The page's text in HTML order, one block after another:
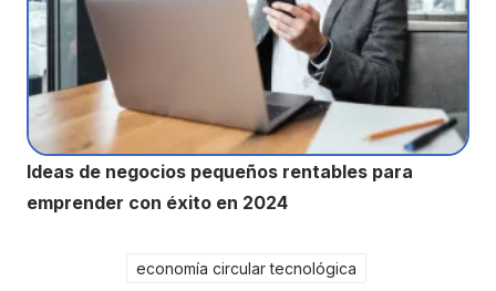
Ideas de negocios pequeños rentables para
emprender con éxito en 2024
economía circular tecnológica